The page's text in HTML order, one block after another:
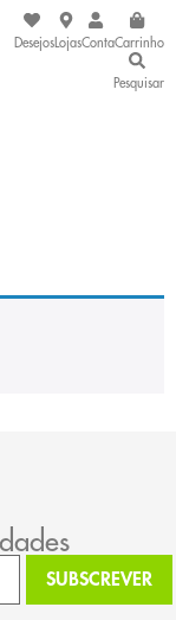
DesejosLojasContaCarrinho
Pesquisar